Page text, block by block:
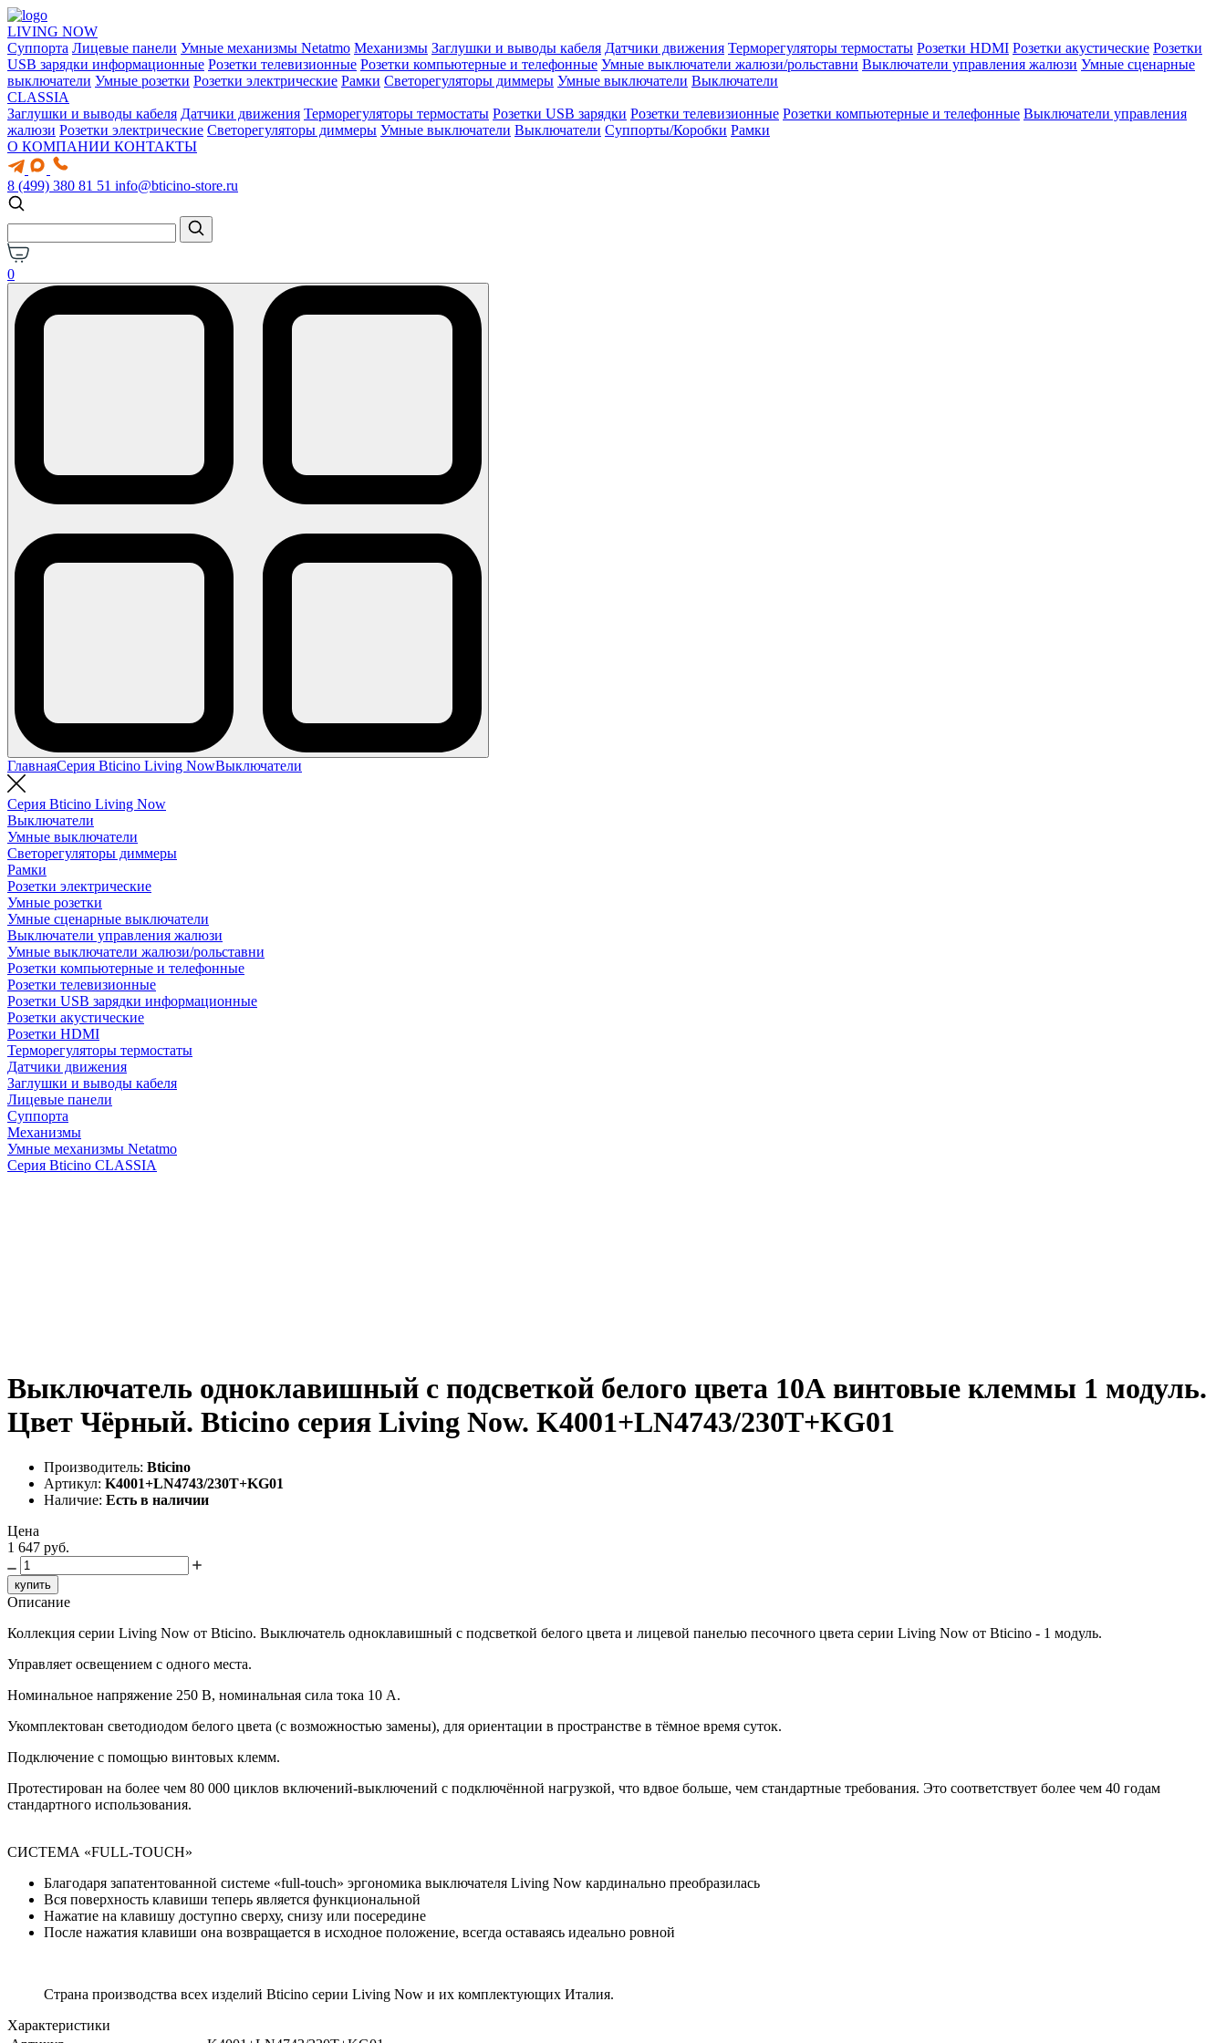
LIVING NOW
Суппорта Лицевые панели Умные механизмы Netatmo Механизмы Заглушки и выводы кабеля Датчики движения Терморегуляторы термостаты Розетки HDMI Розетки акустические Розетки
USB зарядки информационные Розетки телевизионные Розетки компьютерные и телефонные Умные выключатели жалюзи/рольставни Выключатели управления жалюзи Умные сценарные
выключатели Умные розетки Розетки электрические Рамки Светорегуляторы диммеры Умные выключатели Выключатели
CLASSIA
Заглушки и выводы кабеля Датчики движения Терморегуляторы термостаты Розетки USB зарядки Розетки телевизионные Розетки компьютерные и телефонные Выключатели управления
жалюзи Розетки электрические Светорегуляторы диммеры Умные выключатели Выключатели Суппорты/Коробки Рамки
О КОМПАНИИ КОНТАКТЫ
8 (499) 380 81 51 info@bticino-store.ru
0
ГлавнаяСерия Bticino Living NowВыключатели
Серия Bticino Living Now
Выключатели
Умные выключатели
Светорегуляторы диммеры
Рамки
Розетки электрические
Умные розетки
Умные сценарные выключатели
Выключатели управления жалюзи
Умные выключатели жалюзи/рольставни
Розетки компьютерные и телефонные
Розетки телевизионные
Розетки USB зарядки информационные
Розетки акустические
Розетки HDMI
Терморегуляторы термостаты
Датчики движения
Заглушки и выводы кабеля
Лицевые панели
Суппорта
Механизмы
Умные механизмы Netatmo
Серия Bticino CLASSIA
Выключатель одноклавишный с подсветкой белого цвета 10А винтовые клеммы 1 модуль.
Цвет Чёрный. Bticino серия Living Now. K4001+LN4743/230T+KG01
Производитель: Bticino
Артикул: K4001+LN4743/230T+KG01
Наличие: Есть в наличии
Цена
1 647 руб.
купить
Описание
Коллекция серии Living Now от Bticino. Выключатель одноклавишный с подсветкой белого цвета и лицевой панелью песочного цвета серии Living Now от Bticino - 1 модуль.
Управляет освещением с одного места.
Номинальное напряжение 250 В, номинальная сила тока 10 A.
Укомплектован светодиодом белого цвета (с возможностью замены), для ориентации в пространстве в тёмное время суток.
Подключение с помощью винтовых клемм.
Протестирован на более чем 80 000 циклов включений-выключений с подключённой нагрузкой, что вдвое больше, чем стандартные требования. Это соответствует более чем 40 годам
стандартного использования.
СИСТЕМА «FULL-TOUCH»
Благодаря запатентованной системе «full-touch» эргономика выключателя Living Now кардинально преобразилась
Вся поверхность клавиши теперь является функциональной
Нажатие на клавишу доступно сверху, снизу или посередине
После нажатия клавиши она возвращается в исходное положение, всегда оставаясь идеально ровной
Страна производства всех изделий Bticino серии Living Now и их комплектующих Италия.
Характеристики